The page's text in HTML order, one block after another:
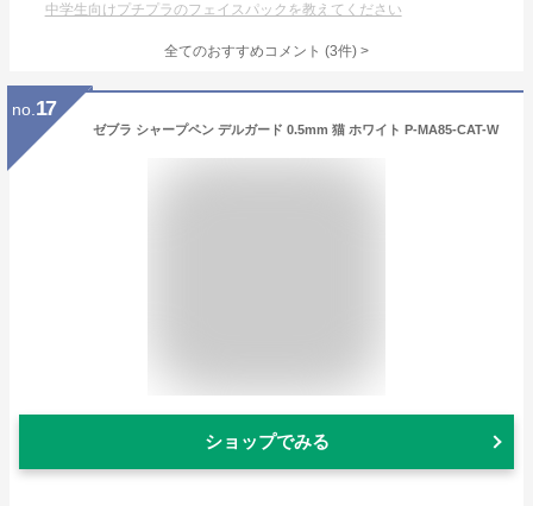
中学生向けプチプラのフェイスパックを教えてください
全てのおすすめコメント (3件) >
no. 17
ゼブラ シャープペン デルガード 0.5mm 猫 ホワイト P-MA85-CAT-W
ショップでみる